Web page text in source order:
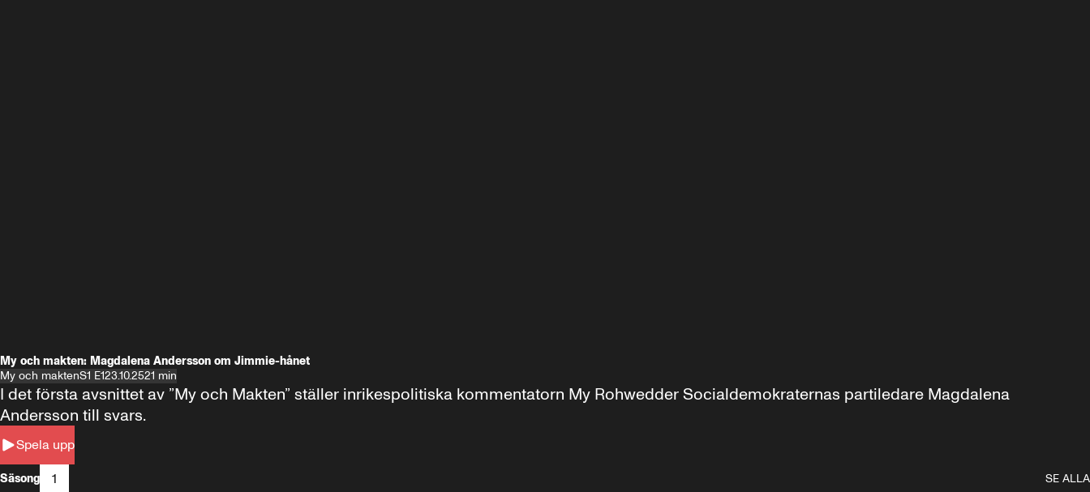
My och makten: Magdalena Andersson om Jimmie-hånet
My och maktenS1 E123.10.2521 min
Spela upp
I det första avsnittet av ”My och Makten” ställer inrikespolitiska kommentatorn My Rohwedder Socialdemokraternas partiledare Magdalena
Andersson till svars.
Säsong 1
SE ALLA